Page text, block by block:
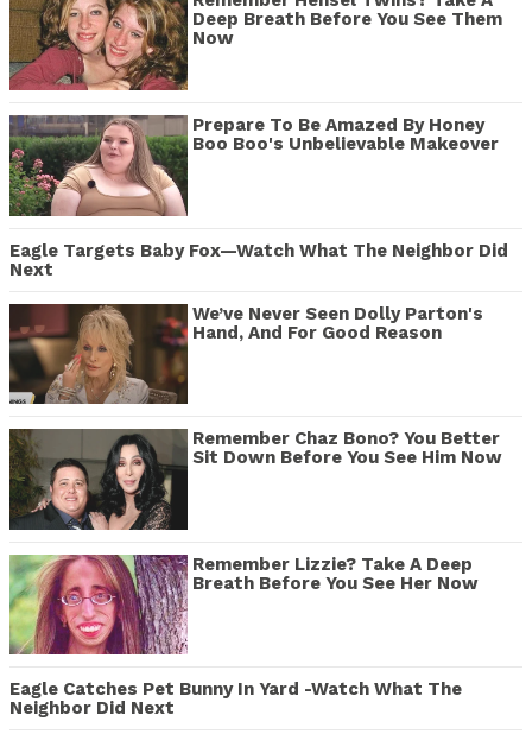
Deep Breath Before You See Them
Now
Prepare To Be Amazed By Honey
Boo Boo's Unbelievable Makeover
Eagle Targets Baby Fox—Watch What The Neighbor Did
Next
We’ve Never Seen Dolly Parton's
Hand, And For Good Reason
Remember Chaz Bono? You Better
Sit Down Before You See Him Now
Remember Lizzie? Take A Deep
Breath Before You See Her Now
Eagle Catches Pet Bunny In Yard -Watch What The
Neighbor Did Next